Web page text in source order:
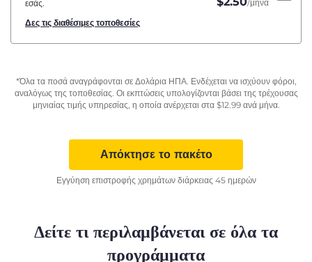
εσάς.
Δες τις διαθέσιμες τοποθεσίες
/μήνα
*Όλα τα ποσά αναγράφονται σε Δολάρια ΗΠΑ. Ενδέχεται να ισχύουν φόροι,
αναλόγως της τοποθεσίας. Οι εκπτώσεις υπολογίζονται βάσει της τρέχουσας
μηνιαίας τιμής υπηρεσίας, η οποία ανέρχεται στα $12.99ανά μήνα.
Απόκτησε το πακέτο
Εγγύηση επιστροφής χρημάτων διάρκειας 45 ημερών
Δείτε τι περιλαμβάνεται σε όλα τα
προγράμματα